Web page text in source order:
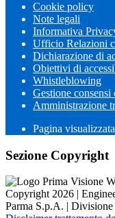
Cookie policy
Note legali
Informativa
Ufficio Relazioni
Dichiarazione di
Obiettivi di
Whistleblowing
Gestione consensi
Amministrazione
Pagina visualizzata
Sezione Copyright
Copyright 2026 |
Parma S.p.A. |